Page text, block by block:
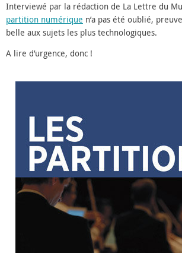
Interviewé par la rédaction de La Lettre du
partition numérique n’a pas été oublié,
belle aux sujets les plus technologiques.
A lire d’urgence, donc !